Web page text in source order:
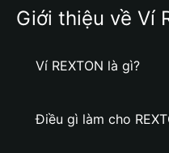
Giới thiệu về Ví
Ví REXTON là gì?
Điều gì làm cho